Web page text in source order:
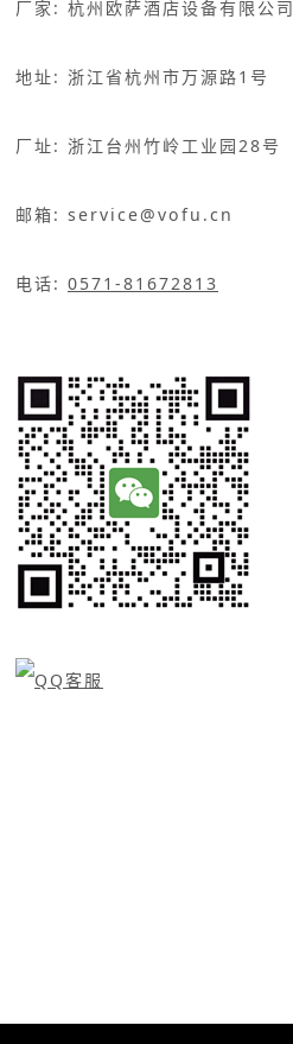
厂家: 杭州欧萨酒店设备有限公司
地址: 浙江省杭州市万源路1号
厂址: 浙江台州竹岭工业园28号
邮箱: service@vofu.cn
电话: 0571-81672813